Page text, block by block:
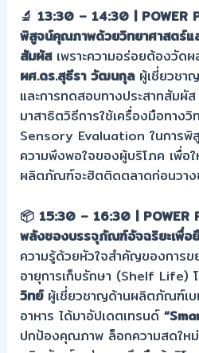
🔬 13:30 – 14:30 | POWER
พิสูจน์คุณภาพด้วยวิทยาศาสตร์แ
สัมผัสเพราะความอร่อยต้องวัดผ
ผศ.ดร.สุธีรา วัฒนกุลผู้เชี่ยวชา
และการทดสอบทางประสาทสัม
มาสาธิตวิธีการใช้เครื่องมือทางวิ
Sensory Evaluation ในการ
ความพึงพอใจของผู้บริโภค เพื่อ
ผลิตภัณฑ์จะฮิตติดตลาดก่อนวาง
📦 15:30 – 16:30 | POWER
พลังของบรรจุภัณฑ์อัจฉริยะเพื่อยื
ความรู้ด้วยหัวใจสำคัญของการ
อายุการเก็บรักษา (Shelf Life)
วิทย์ผู้เชี่ยวชาญด้านผลิตภัณฑ์เบ
อาหาร ได้มาอัปเดตเทรนด์
ปกป้องคุณภาพ ล็อกความสดใหม่